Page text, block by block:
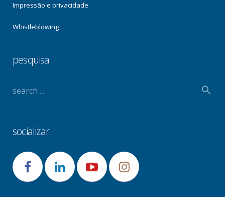
Impressão e privacidade
Whistleblowing
pesquisa
socializar